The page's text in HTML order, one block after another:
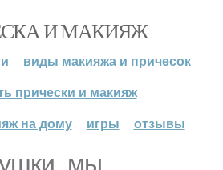
И МАКИЯЖ
виды макияжа и причесок
прически и макияж
на дому
игры отзывы
мы